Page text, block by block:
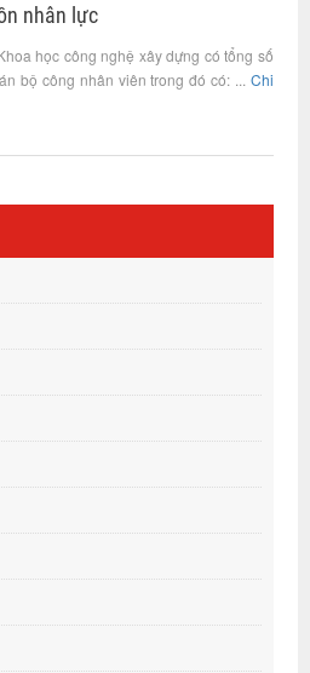
nhân lực
học công nghệ xây dựng có tổng số
bộ công nhân viên trong đó có: ... Chi